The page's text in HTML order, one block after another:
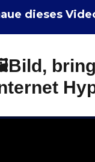
dieses